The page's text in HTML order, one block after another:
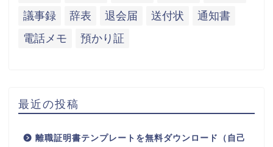
議事録
辞表 退会届 送付状
通知書
電話メモ
預かり証
最近の投稿
離職証明書テンプレートを無料ダウンロード（自己